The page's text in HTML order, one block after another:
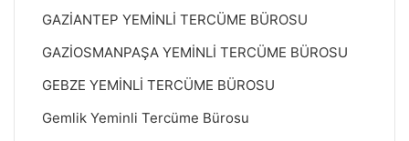
GAZİANTEP YEMİNLİ TERCÜME BÜROSU
GAZİOSMANPAŞA YEMİNLİ TERCÜME BÜROSU
GEBZE YEMİNLİ TERCÜME BÜROSU
Gemlik Yeminli Tercüme Bürosu